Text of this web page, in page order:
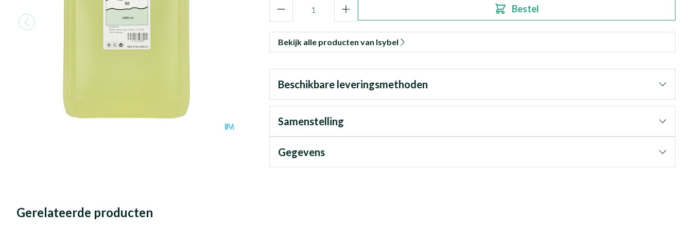
Bestel
Bekijk alle producten van Isybel
Beschikbare leveringsmethoden
Samenstelling
Gegevens
Gerelateerde producten